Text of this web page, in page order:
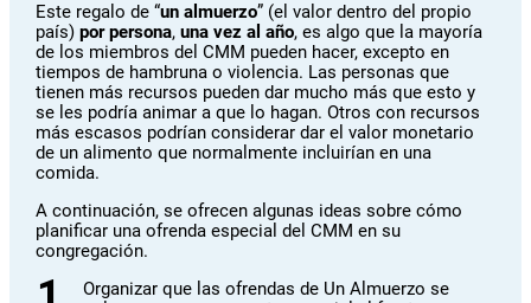
Este regalo de “un almuerzo” (el valor dentro del propio
país)por persona,una vez al año, es algo que la mayoría
de los miembros del CMM pueden hacer, excepto en
tiempos de hambruna o violencia. Las personas que
tienen más recursos pueden dar mucho más que esto y
se les podría animar a que lo hagan. Otros con recursos
más escasos podrían considerar dar el valor monetario
de un alimento que normalmente incluirían en una
comida.
A continuación, se ofrecen algunas ideas sobre cómo
planificar una ofrenda especial del CMM en su
congregación.
Organizar que las ofrendas de Un Almuerzo se